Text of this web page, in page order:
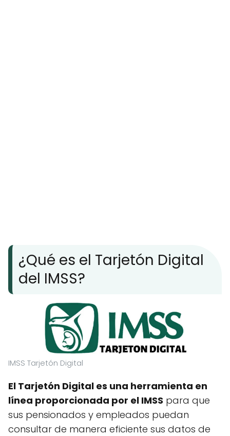
¿Qué es el Tarjetón Digital
del IMSS?
IMSS Tarjetón Digital
El Tarjetón Digital es una herramienta en
línea proporcionada por el IMSS para que
sus pensionados y empleados puedan
consultar de manera eficiente sus datos de